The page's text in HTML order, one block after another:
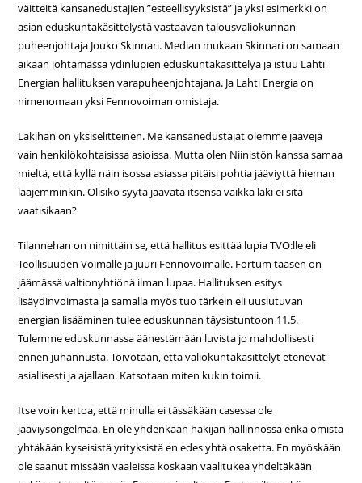
väitteitä kansanedustajien ”esteellisyyksistä” ja yksi esimerkki on
asian eduskuntakäsittelystä vastaavan talousvaliokunnan
puheenjohtaja Jouko Skinnari. Median mukaan Skinnari on samaan
aikaan johtamassa ydinlupien eduskuntakäsittelyä ja istuu Lahti
Energian hallituksen varapuheenjohtajana. Ja Lahti Energia on
nimenomaan yksi Fennovoiman omistaja.
Lakihan on yksiselitteinen. Me kansanedustajat olemme jäävejä
vain henkilökohtaisissa asioissa. Mutta olen Niinistön kanssa samaa
mieltä, että kyllä näin isossa asiassa pitäisi pohtia jääviyttä hieman
laajemminkin. Olisiko syytä jäävätä itsensä vaikka laki ei sitä
vaatisikaan?
Tilannehan on nimittäin se, että hallitus esittää lupia TVO:lle eli
Teollisuuden Voimalle ja juuri Fennovoimalle. Fortum taasen on
jäämässä valtionyhtiönä ilman lupaa. Hallituksen esitys
lisäydinvoimasta ja samalla myös tuo tärkein eli uusiutuvan
energian lisääminen tulee eduskunnan täysistuntoon 11.5.
Tulemme eduskunnassa äänestämään luvista jo mahdollisesti
ennen juhannusta. Toivotaan, että valiokuntakäsittelyt etenevät
asiallisesti ja ajallaan. Katsotaan miten kukin toimii.
Itse voin kertoa, että minulla ei tässäkään casessa ole
jääviysongelmaa. En ole yhdenkään hakijan hallinnossa enkä omista
yhtäkään kyseisistä yrityksistä en edes yhtä osaketta. En myöskään
ole saanut missään vaaleissa koskaan vaalitukea yhdeltäkään